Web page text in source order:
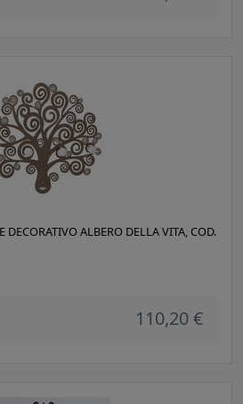
DECORATIVO ALBERO DELLA VITA, COD.
110,20 €